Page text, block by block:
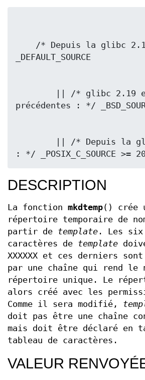
: */ _POSIX_C_SOURCE >=
DESCRIPTION
La fonction mkdtemp() crée
répertoire temporaire de
partir de template . Les six
caractères de template
XXXXXX et ces derniers sont
par une chaîne qui rend le
répertoire unique. Le
alors créé avec les
Comme il sera modifié,
doit pas être une chaîne
mais doit être déclaré en
tableau de caractères.
VALEUR